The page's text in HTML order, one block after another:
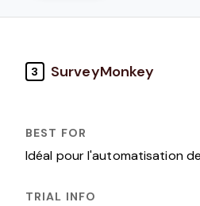
3 SurveyMonkey
Idéal pour l'automatisation